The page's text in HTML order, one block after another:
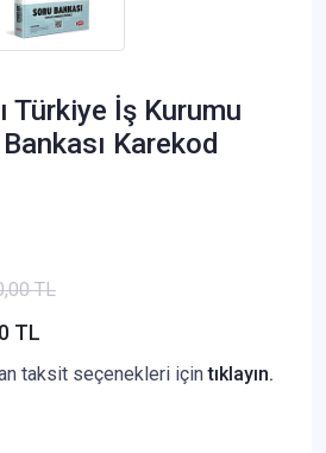
Türkiye İş Kurumu
Karekod
TL
TL
taksit seçenekleri içintıklayın.